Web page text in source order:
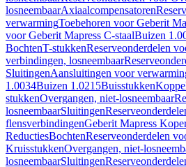
losneembaarAxiaalcompensatoren
verwarmingToebehoren voor Geberit
voor Geberit Mapress C-staalBuizen
BochtenT-stukkenReserveonderdelen
verbindingen, losneembaar
SluitingenAansluitingen voor
1.0034Buizen 1.0215Buisstukken
stukkenOvergangen, niet-losneembaar
losneembaarSluitingen
flensverbindingenGeberit Mapress
ReductiesBochtenReserveonderdelen
KruisstukkenOvergangen, niet-
losneembaarSluitingen